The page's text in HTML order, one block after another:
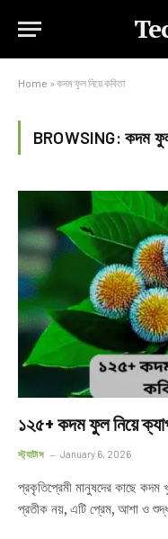
Home » কদম ফুল নিয়ে কবিতা
BROWSING: কদম
১২৫+ কদম ফুল নিয়ে
স্ট্যাটাস January 6, 2026
প্রকৃতিপ্রেমী মানুষদের কাছে
প্রতীক নয়, এটি প্রেম, আশা ও